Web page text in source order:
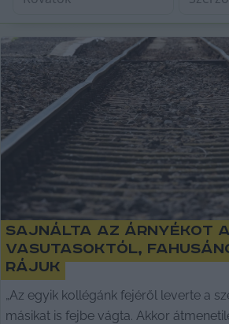
Sajnálta az árnyékot a
vasutasoktól,
rájuk
„Az egyik kollégánk fejéről leverte a
másikat is fejbe vágta. Akkor